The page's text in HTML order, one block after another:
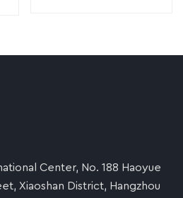
Center, No. 188 Haoyue
Xiaoshan District, Hangzhou